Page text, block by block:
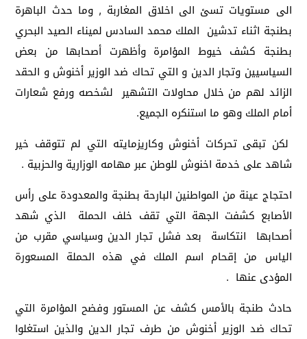
الى مستويات تسئ الى اخلاق المغاربة , وما حدث الباهرة
بطنجة اثناء تدشين الملك محمد السادس لميناء الصيد البحري
بطنجة كشف خيوط المؤامرة وأظهرت أصحابها من بعض
السياسيين وتجار الدين و التي تحاك ضد الوزير أخنوش و الحقد
الزائد لهم من خلال محاولات التشهير لشخصه ورفع شعارات
أمام الملك وهو ما استنكره الجميع.
لكن تبقى تحركات أخنوش وكاريزمايته التي لم تتوقف خير
شاهد على خدمة اخنوش للوطن عبر مهامه الوزارية والحزبية .
احتجاج عينة من المواطنين البارحة بطنجة والمعدودة على رأس
الأصابع كشفت الجهة التي تقف خلف الحملة الذي شهد
أصحابها انتكاسة بعد فشل تجار الدين وسياسي مقرب من
الياس من إقحام اسم الملك في هذه الحملة المسعورة
المؤدى عنها .
حادث طنجة بالأمس كشف عن المستور وفضح المؤامرة التي
تحاك ضد الوزير أخنوش من طرف تجار الدين والذين استغلوا